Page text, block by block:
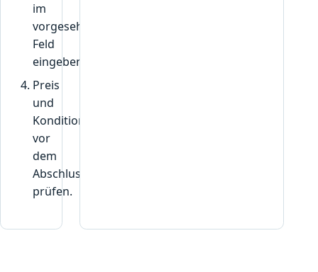
im
vorgesehenen
Feld
eingeben.
Preis
und
Konditionen
vor
dem
Abschluss
prüfen.